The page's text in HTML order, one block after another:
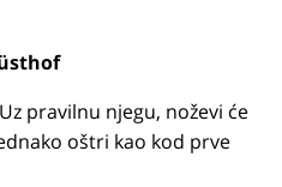
pravilnu njegu, noževi će
oštri kao kod prve